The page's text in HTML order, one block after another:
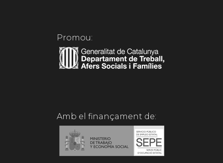
Promou:
Amb el finançament de: